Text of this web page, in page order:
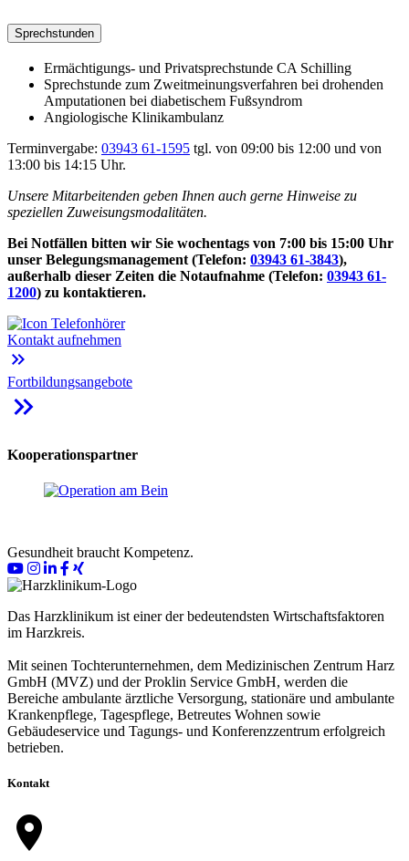
Sprechstunden
Ermächtigungs- und Privatsprechstunde CA Schilling
Sprechstunde zum Zweitmeinungsverfahren bei drohenden
Amputationen bei diabetischem Fußsyndrom
Angiologische Klinikambulanz
Terminvergabe: 03943 61-1595 tgl. von 09:00 bis 12:00 und von
13:00 bis 14:15 Uhr.
Unsere Mitarbeitenden geben Ihnen auch gerne Hinweise zu
speziellen Zuweisungsmodalitäten.
Bei Notfällen bitten wir Sie wochentags von 7:00 bis 15:00 Uhr
unser Belegungsmanagement (Telefon: 03943 61-3843),
außerhalb dieser Zeiten die Notaufnahme (Telefon: 03943 61-
1200) zu kontaktieren.
Kontakt aufnehmen
keyboard_double_arrow_right
Fortbildungsangebote
keyboard_double_arrow_right
Kooperationspartner
Gesundheit braucht Kompetenz.
Das Harzklinikum ist einer der bedeutendsten Wirtschaftsfaktoren
im Harzkreis.
Mit seinen Tochterunternehmen, dem Medizinischen Zentrum Harz
GmbH (MVZ) und der Proklin Service GmbH, werden die
Bereiche ambulante ärztliche Versorgung, stationäre und ambulante
Krankenpflege, Tagespflege, Betreutes Wohnen sowie
Gebäudeservice und Tagungs- und Konferenzzentrum erfolgreich
betrieben.
Kontakt
location_on